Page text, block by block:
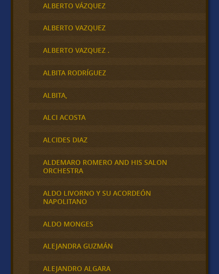
ALBERTO VÁZQUEZ
ALBERTO VAZQUEZ
ALBERTO VAZQUEZ .
ALBITA RODRÍGUEZ
ALBITA,
ALCI ACOSTA
ALCIDES DIAZ
ALDEMARO ROMERO AND HIS SALON
ORCHESTRA
ALDO LIVORNO Y SU ACORDEÓN
NAPOLITANO
ALDO MONGES
ALEJANDRA GUZMÁN
ALEJANDRO ALGARA